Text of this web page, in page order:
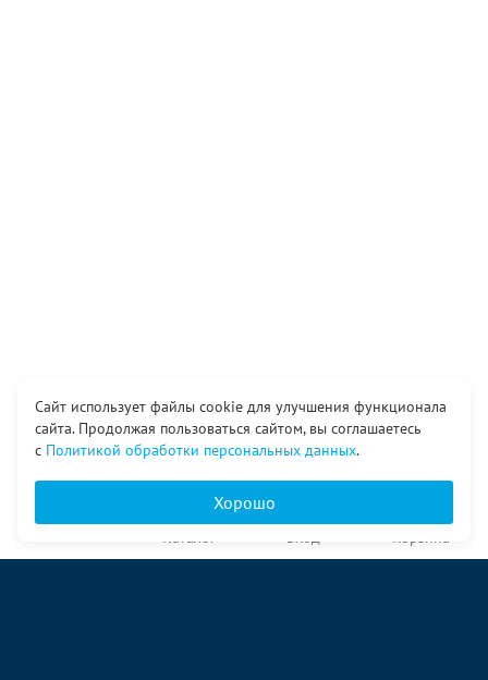
Сайт использует файлы cookie для улучшения функционала
сайта. Продолжая пользоваться сайтом, вы соглашаетесь
с Политикой обработки персональных данных.
Хорошо